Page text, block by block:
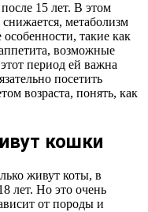
15 лет. В этом
снижается, метаболизм
такие как
возможные
период ей важна
посетить
возраста, понять, как
кошки
живут коты, в
лет. Но это очень
от породы и